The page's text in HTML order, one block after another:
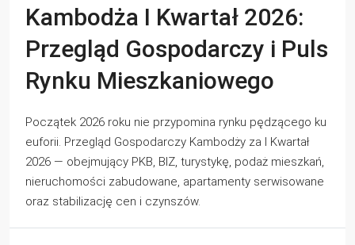
Kambodża I Kwartał 2026:
Przegląd Gospodarczy i Puls
Rynku Mieszkaniowego
Początek 2026 roku nie przypomina rynku pędzącego ku
euforii. Przegląd Gospodarczy Kambodży za I Kwartał
2026 — obejmujący PKB, BIZ, turystykę, podaż mieszkań,
nieruchomości zabudowane, apartamenty serwisowane
oraz stabilizację cen i czynszów.